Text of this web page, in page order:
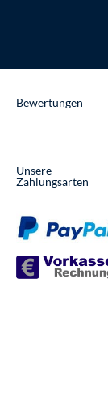
Bewertungen
Unsere
Zahlungsarten